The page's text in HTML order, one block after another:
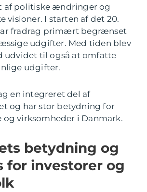
politiske ændringer og
visioner. I starten af det 20.
fradrag primært begrænset
udgifter. Med tiden blev
udvidet til også at omfatte
udgifter.
en integreret del af
og har stor betydning for
og virksomheder i Danmark.
betydning og
for investorer og